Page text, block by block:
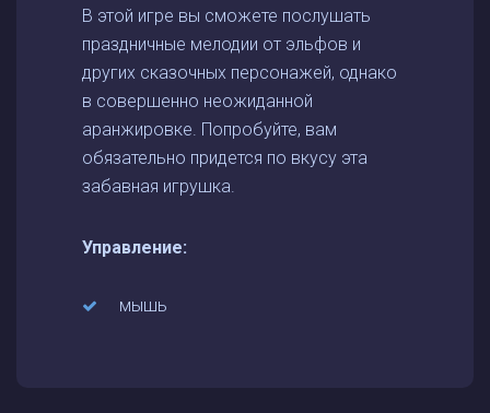
В этой игре вы сможете послушать
праздничные мелодии от эльфов и
других сказочных персонажей, однако
в совершенно неожиданной
аранжировке. Попробуйте, вам
обязательно придется по вкусу эта
забавная игрушка.
Управление:
мышь